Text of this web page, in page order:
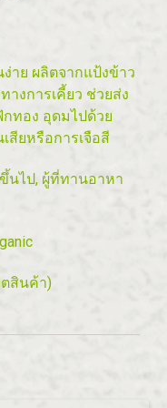
าย ผลิตจากแป้งข้าว
างการเคี้ยว ช่วยส่ง
ทอง อุดมไปด้วย
สียหรือการเจือสี
นไป, ผู้ที่ทานอาหา
สินค้า)